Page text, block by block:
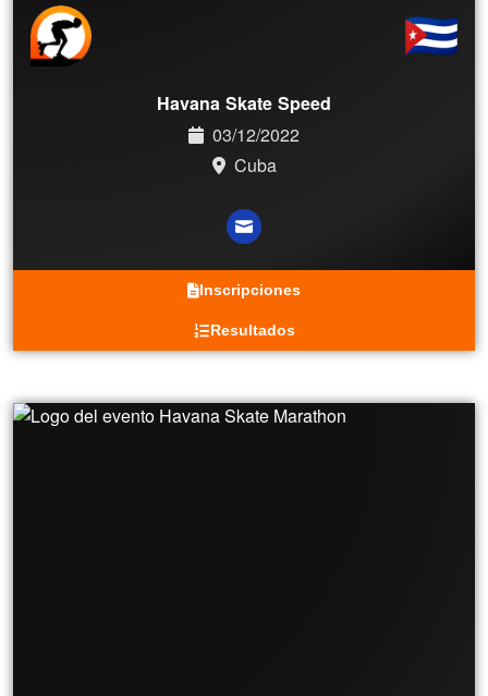
Havana Skate Speed
03/12/2022
Cuba
Inscripciones
Resultados